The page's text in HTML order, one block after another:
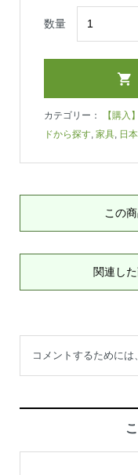
数量
カテゴリー： 【購入
ドから探す, 家具, 日
この
関連し
コメントするためには